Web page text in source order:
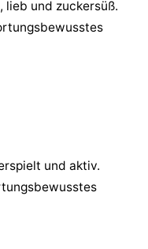
und zuckersüß.
und aktiv.